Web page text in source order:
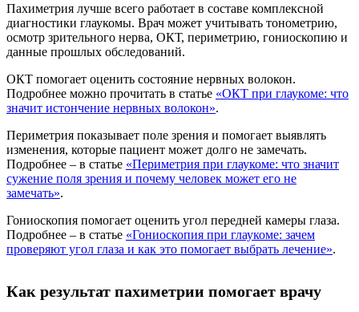
Пахиметрия лучше всего работает в составе комплексной
диагностики глаукомы. Врач может учитывать тонометрию,
осмотр зрительного нерва, ОКТ, периметрию, гониоскопию и
данные прошлых обследований.
ОКТ помогает оценить состояние нервных волокон.
Подробнее можно прочитать в статье «ОКТ при глаукоме: что
значит истончение нервных волокон».
Периметрия показывает поле зрения и помогает выявлять
изменения, которые пациент может долго не замечать.
Подробнее – в статье «Периметрия при глаукоме: что значит
сужение поля зрения и почему человек может его не
замечать».
Гониоскопия помогает оценить угол передней камеры глаза.
Подробнее – в статье «Гониоскопия при глаукоме: зачем
проверяют угол глаза и как это помогает выбрать лечение».
Как результат пахиметрии помогает врачу